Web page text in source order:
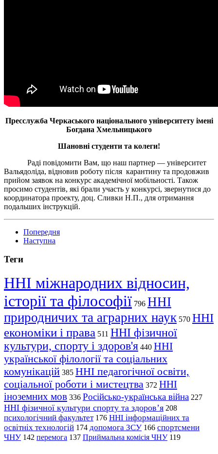
Пресслужба Черкаського національного університету імені
Богдана Хмельницького
Шановні студенти та колеги!
Раді повідомити Вам, що наш партнер — університет
Вальядоліда, відновив роботу після карантину та продовжив
прийом заявок на конкурс академічної мобільності. Також
просимо студентів, які брали участь у конкурсі, звернутися до
координатора проекту, доц. Сливки Н.П., для отримання
подальших інструкцій.
Попередня
Наступна
Теги
ННІ міжнародних відносин,
історії та філософії 796 ННІ
природничих та аграрних наук 570 ННІ
економіки і права 511 ННІ фізичної
культури, спорту і здоров'я 440 ННІ
української філології та соціальних
комунікацій 385 ННІ педагогічної освіти,
соціальної роботи і мистецтва 372 ННІ
іноземних мов 336 Російсько-українська війна 227
ННІ фізичної культури спорту та здоров’я 208
психологічний факультет 176 ННІ інформаційних та
освітніх технологій 174 допомога ЗСУ 166 спортсмени
ЧНУ 142 перемога 137 Приймальна комісія ЧНУ 119